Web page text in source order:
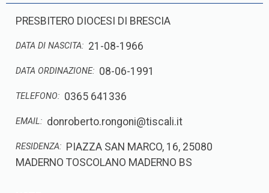
PRESBITERO DIOCESI DI BRESCIA
DATA DI NASCITA: 21-08-1966
DATA ORDINAZIONE: 08-06-1991
TELEFONO: 0365 641336
EMAIL: donroberto.rongoni@tiscali.it
RESIDENZA: PIAZZA SAN MARCO, 16, 25080
MADERNO TOSCOLANO MADERNO BS